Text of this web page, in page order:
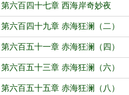
（上）
第六百四十七章 西海岸奇妙夜
（下）
第六百四十九章 赤海狂澜（二）
第六百五十一章 赤海狂澜（四）
第六百五十三章 赤海狂澜（六）
第六百五十五章 赤海狂澜（八）